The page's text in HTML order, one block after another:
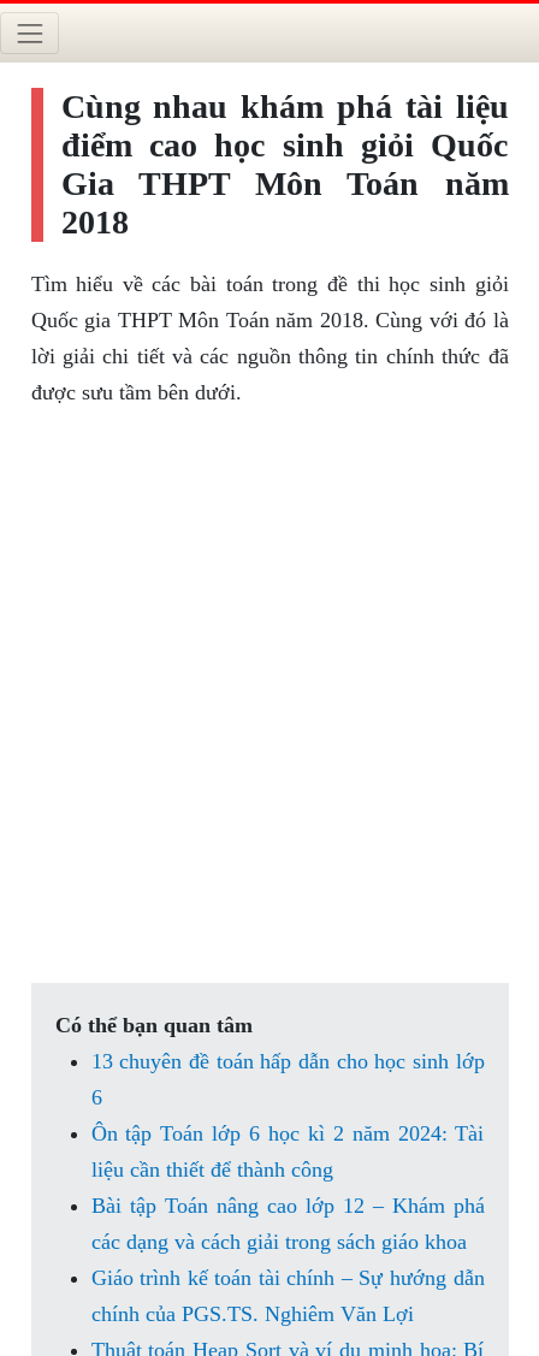
Cùng nhau khám phá tài liệu
điểm cao học sinh giỏi Quốc
Gia THPT Môn Toán năm
2018
Tìm hiểu về các bài toán trong đề thi học sinh giỏi
Quốc gia THPT Môn Toán năm 2018. Cùng với đó là
lời giải chi tiết và các nguồn thông tin chính thức đã
được sưu tầm bên dưới.
Có thể bạn quan tâm
13 chuyên đề toán hấp dẫn cho học sinh lớp
6
Ôn tập Toán lớp 6 học kì 2 năm 2024: Tài
liệu cần thiết để thành công
Bài tập Toán nâng cao lớp 12 – Khám phá
các dạng và cách giải trong sách giáo khoa
Giáo trình kế toán tài chính – Sự hướng dẫn
chính của PGS.TS. Nghiêm Văn Lợi
Thuật toán Heap Sort và ví dụ minh họa: Bí